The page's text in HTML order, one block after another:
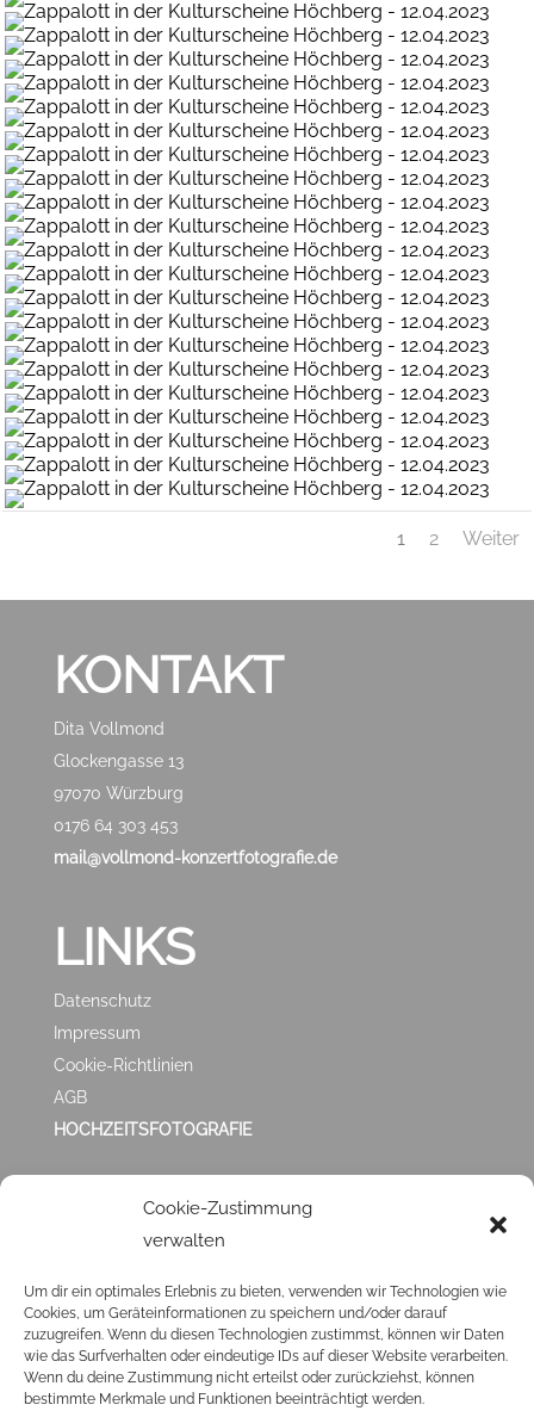
Cookie-Zustimmung
verwalten
Um dir ein optimales Erlebnis zu bieten, verwenden wir Technologien wie
Cookies, um Geräteinformationen zu speichern und/oder darauf
zuzugreifen. Wenn du diesen Technologien zustimmst, können wir Daten
wie das Surfverhalten oder eindeutige IDs auf dieser Website verarbeiten.
Wenn du deine Zustimmung nicht erteilst oder zurückziehst, können
bestimmte Merkmale und Funktionen beeinträchtigt werden.
1 2 Weiter
KONTAKT
Dita Vollmond
Glockengasse 13
97070 Würzburg
0176 64 303 453
mail@vollmond-konzertfotografie.de
LINKS
Datenschutz
Impressum
Cookie-Richtlinien
AGB
HOCHZEITSFOTOGRAFIE
ZUFRIEDEN MIT
MIR?
Klick ❤️HIER❤️ und hinterlasse mir eineGOOGLE
BEWERTUNG. Ich veröffentliche sie dann auch hier in
den Testimonials.